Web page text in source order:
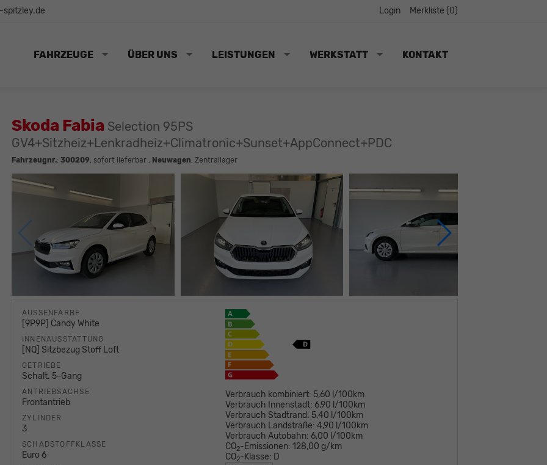
spitzley.de Login Merkliste (0)
FAHRZEUGE ÜBER UNS LEISTUNGEN WERKSTATT KONTAKT
Skoda Fabia Selection 95PS
GV4+Sitzheiz+Lenkradheiz+Climatronic+Sunset+AppConnect+PDC
Fahrzeugnr.: 300209, sofort lieferbar , Neuwagen, Zentrallager
AUSSENFARBE
[9P9P] Candy White
INNENAUSSTATTUNG
[NQ] Sitzbezug Stoff Loft
GETRIEBE
Schalt. 5-Gang
ANTRIEBSACHSE
Frontantrieb
ZYLINDER
3
SCHADSTOFFKLASSE
Euro 6
Verbrauch kombiniert: 5,60 l/100km
Verbrauch Innenstadt: 6,90 l/100km
Verbrauch Stadtrand: 5,40 l/100km
Verbrauch Landstraße: 4,90 l/100km
Verbrauch Autobahn: 6,00 l/100km
CO2-Emissionen: 128,00 g/km
CO2-Klasse: D